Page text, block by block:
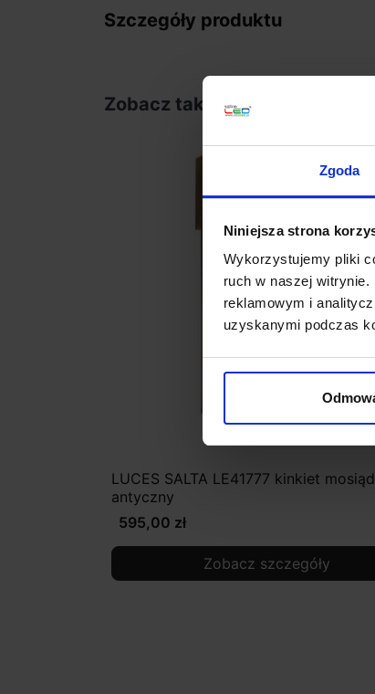
Zgoda
Niniejsza strona
Wykorzystujemy pliki
ruch w naszej
reklamowym i
uzyskanymi podczas
Szczegóły produktu
Zobacz także
LUCES SALTA LE41777 kinkiet
antyczny
595,00 zł
Zobacz szczegóły